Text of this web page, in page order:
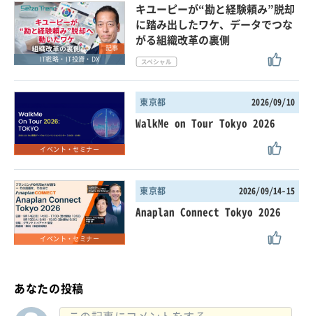
記事
IT戦略・IT投資・DX
キユーピーが“勘と経験頼み”脱却
に踏み出したワケ、データでつな
がる組織改革の裏側
イベント・セミナー
東京都 2026/09/10
WalkMe on Tour Tokyo 2026
イベント・セミナー
東京都 2026/09/14-15
Anaplan Connect Tokyo 2026
あなたの投稿